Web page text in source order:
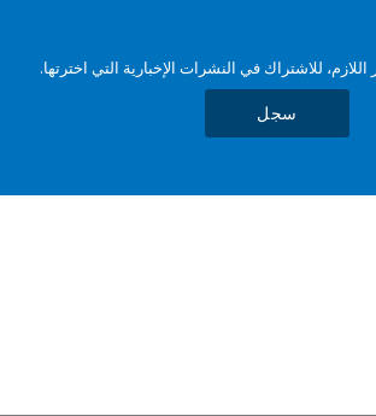
للاشتراك في النشرات الإخبارية التي اخترتها.
سجل